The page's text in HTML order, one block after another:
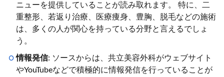
ニューを提供していることが読み取れます。 特に、二
重整形、若返り治療、医療痩身、豊胸、脱毛などの施術
は、多くの人が関心を持っている分野と言えるでしょ
う。
情報発信: ソースからは、共立美容外科がウェブサイト
やYouTubeなどで積極的に情報発信を行っていることが